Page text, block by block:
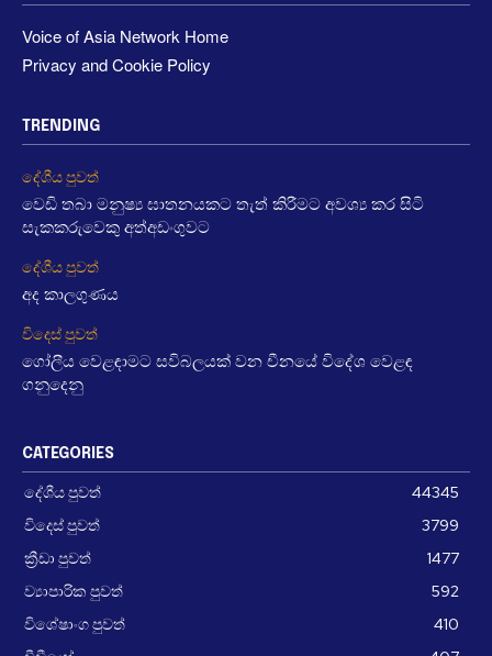
Voice of Asia Network Home
Privacy and Cookie Policy
TRENDING
දේශීය පුවත්
වෙඩි තබා මනුෂ්‍ය ඝාතනයකට තැත් කිරීමට අවශ්‍ය කර සිටි
සැකකරුවෙකු අත්අඩංගුවට
දේශීය පුවත්
අද කාලගුණය
විදෙස් පුවත්
ගෝලීය වෙළඳාමට සවිබලයක් වන චීනයේ විදේශ වෙළඳ
ගනුදෙනු
CATEGORIES
දේශීය පුවත්
44345
විදෙස් පුවත්
3799
ක්‍රීඩා පුවත්
1477
ව්‍යාපාරික පුවත්
592
විශේෂාංග පුවත්
410